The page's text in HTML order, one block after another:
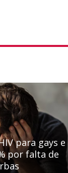
para gays e
por falta de